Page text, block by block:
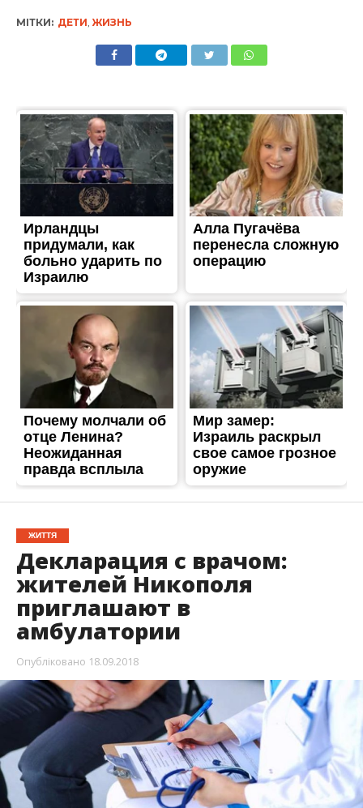
ЖИТТЯ
Декларация с врачом:
жителей Никополя
приглашают в
амбулатории
Опубліковано18.09.2018
В Никополе жителей призывают активнее
заключать декларации с семейными врачами.
Сейчас только половина горожан
воспользовалась этой возможностью.
Об этомИнформатору стало известно от
исполняющей обязанности главврача
КП «Никопольский центр первичной медико-
санитарной помощи» Людмилы Капатуры.
Жителей города призывают поскорее
определиться с выбором семейного врача.